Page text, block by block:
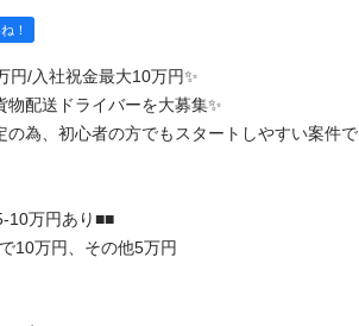
！
円/入社祝金最大10万円✨
物配送ドライバーを大募集✨
の為、初心者の方でもスタートしやすい案件で
10万円あり■■
10万円、その他5万円